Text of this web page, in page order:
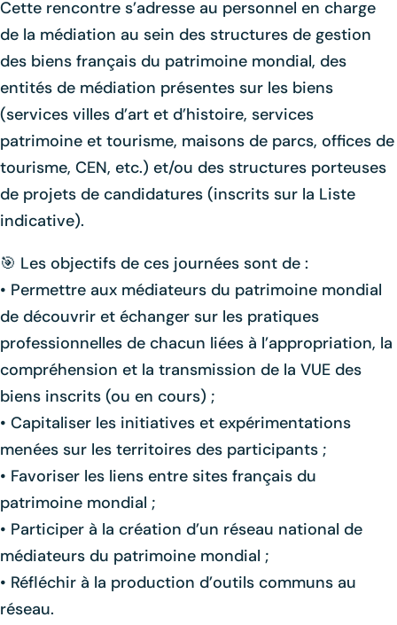
Cette rencontre s’adresse au personnel en charge
de la médiation au sein des structures de gestion
des biens français du patrimoine mondial, des
entités de médiation présentes sur les biens
(services villes d’art et d’histoire, services
patrimoine et tourisme, maisons de parcs, offices de
tourisme, CEN, etc.) et/ou des structures porteuses
de projets de candidatures (inscrits sur la Liste
indicative).
🎯 Les objectifs de ces journées sont de :
• Permettre aux médiateurs du patrimoine mondial
de découvrir et échanger sur les pratiques
professionnelles de chacun liées à l’appropriation, la
compréhension et la transmission de la VUE des
biens inscrits (ou en cours) ;
• Capitaliser les initiatives et expérimentations
menées sur les territoires des participants ;
• Favoriser les liens entre sites français du
patrimoine mondial ;
• Participer à la création d’un réseau national de
médiateurs du patrimoine mondial ;
• Réfléchir à la production d’outils communs au
réseau.